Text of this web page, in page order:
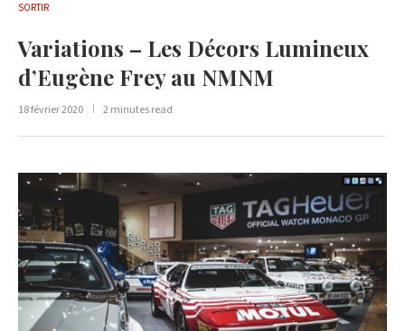
SORTIR
Variations – Les Décors Lumineux
d’Eugène Frey au NMNM
18 février 2020 2 minutes read